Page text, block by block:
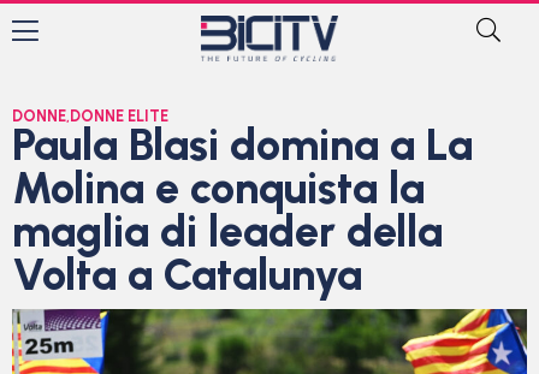
DONNE, DONNE ELITE
Paula Blasi domina a La
Molina e conquista la
maglia di leader della
Volta a Catalunya